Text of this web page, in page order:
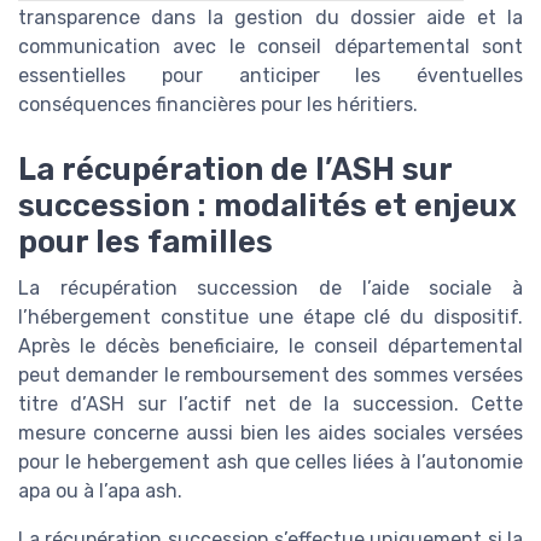
transparence dans la gestion du dossier aide et la
communication avec le conseil départemental sont
essentielles pour anticiper les éventuelles
conséquences financières pour les héritiers.
La récupération de l’ASH sur
succession : modalités et enjeux
pour les familles
La récupération succession de l’aide sociale à
l’hébergement constitue une étape clé du dispositif.
Après le décès beneficiaire, le conseil départemental
peut demander le remboursement des sommes versées
titre d’ASH sur l’actif net de la succession. Cette
mesure concerne aussi bien les aides sociales versées
pour le hebergement ash que celles liées à l’autonomie
apa ou à l’apa ash.